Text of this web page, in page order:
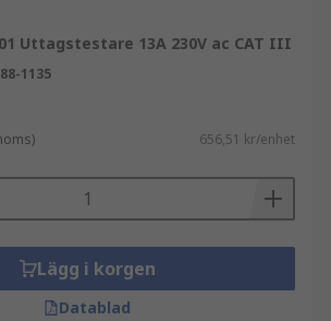
Uttagstestare 13A 230V ac CAT III
1135
656,51 kr/enhet
Lägg i korgen
Datablad